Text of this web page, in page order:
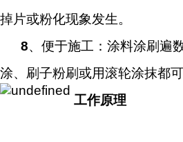
掉片或粉化现象发生。
8、便于施工：涂料涂刷遍
涂、刷子粉刷或用滚轮涂抹都可
工作原理